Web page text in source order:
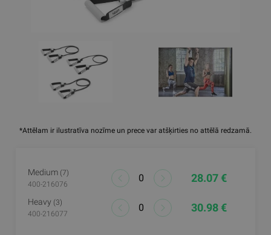
*Attēlam ir ilustratīva nozīme un prece var atšķirties no attēlā redzamā.
Medium (7)
400-216076
28.07 €
Heavy (3)
400-216077
30.98 €